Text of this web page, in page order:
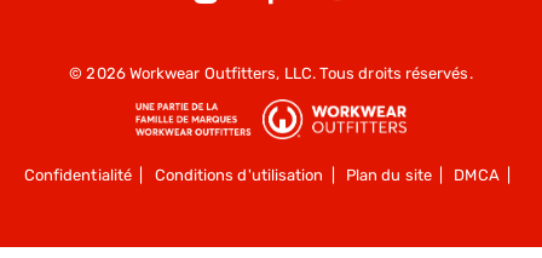
© 2026 Workwear Outfitters, LLC. Tous droits réservés.
Confidentialité Conditions d'utilisation Plan du site| DMCA|